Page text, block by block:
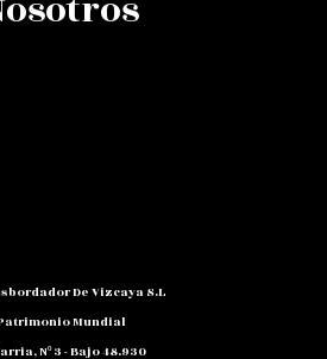
De Vizcaya S.L
Mundial
Nº 3 - Bajo 48.930